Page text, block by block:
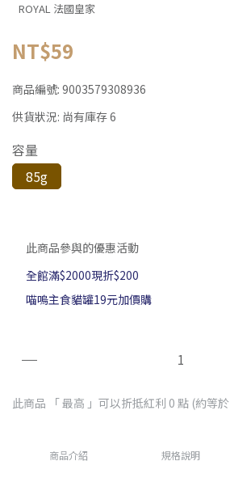
ROYAL 法國皇家
NT$59
商品編號: 9003579308936
供貨狀況: 尚有庫存 6
容量
85g
此商品參與的優惠活動
全館滿$2000現折$200
喵嗚主食貓罐19元加價購
此商品 「 最高 」可以折抵紅利 0 點 (約等於
商品介紹 規格說明